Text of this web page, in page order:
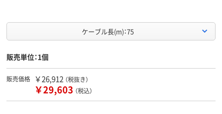
ケーブル長(m)：75
販売単位：1個
販売価格 ￥26,912 （税抜き）
￥29,603 （税込）